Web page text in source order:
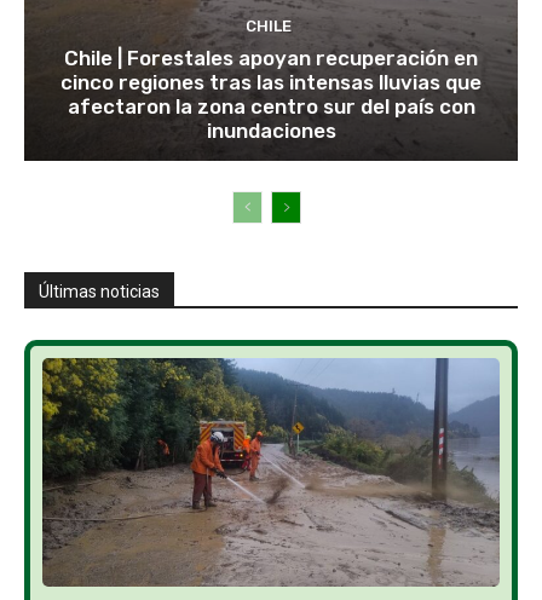
CHILE
Chile | Forestales apoyan recuperación en
cinco regiones tras las intensas lluvias que
afectaron la zona centro sur del país con
inundaciones
Últimas noticias